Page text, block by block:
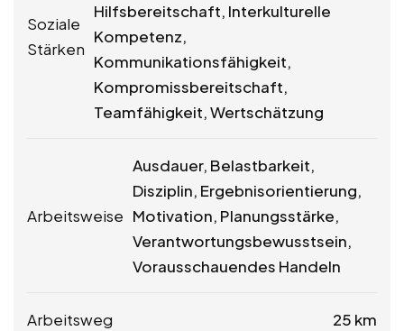
Soziale
Stärken
Hilfsbereitschaft, Interkulturelle
Kompetenz,
Kommunikationsfähigkeit,
Kompromissbereitschaft,
Teamfähigkeit, Wertschätzung
Arbeitsweise
Ausdauer, Belastbarkeit,
Disziplin, Ergebnisorientierung,
Motivation, Planungsstärke,
Verantwortungsbewusstsein,
Vorausschauendes Handeln
Arbeitsweg 25 km